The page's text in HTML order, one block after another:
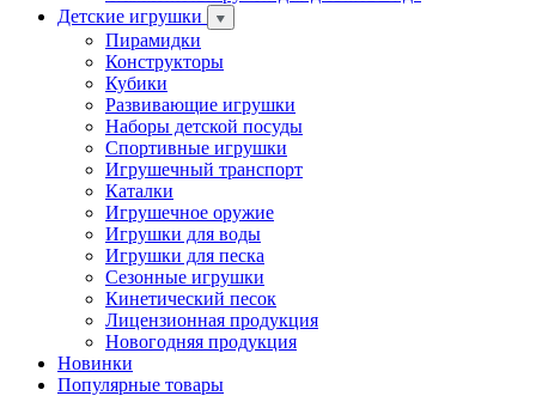
Детские игрушки
Пирамидки
Конструкторы
Кубики
Развивающие игрушки
Наборы детской посуды
Спортивные игрушки
Игрушечный транспорт
Каталки
Игрушечное оружие
Игрушки для воды
Игрушки для песка
Сезонные игрушки
Кинетический песок
Лицензионная продукция
Новогодняя продукция
Новинки
Популярные товары